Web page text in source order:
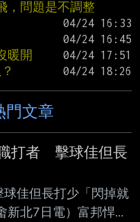
，問題是不調整
暖開
門文章
打者 擊球佳但長
佳但長打少「閃掉就
新北7日電）富邦悍將